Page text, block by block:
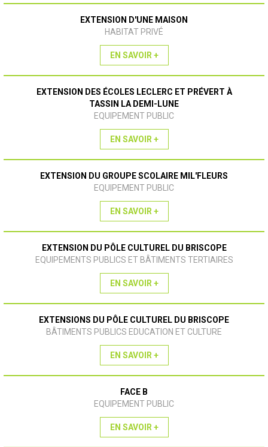
EXTENSION D'UNE MAISON
HABITAT PRIVÉ
EN SAVOIR +
EXTENSION DES ÉCOLES LECLERC ET PRÉVERT À
TASSIN LA DEMI-LUNE
EQUIPEMENT PUBLIC
EN SAVOIR +
EXTENSION DU GROUPE SCOLAIRE MIL'FLEURS
EQUIPEMENT PUBLIC
EN SAVOIR +
EXTENSION DU PÔLE CULTUREL DU BRISCOPE
EQUIPEMENTS PUBLICS ET BÂTIMENTS TERTIAIRES
EN SAVOIR +
EXTENSIONS DU PÔLE CULTUREL DU BRISCOPE
BÂTIMENTS PUBLICS EDUCATION ET CULTURE
EN SAVOIR +
FACE B
EQUIPEMENT PUBLIC
EN SAVOIR +